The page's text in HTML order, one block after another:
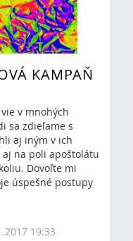
KAMPAŇ
v mnohých
sa zdieľame s
aj iným v ich
aj na poli apoštolátu
Dovoľte mi
úspešné postupy
19:33